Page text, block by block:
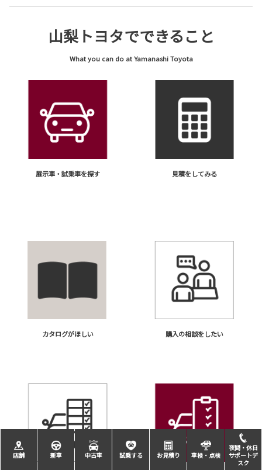
山梨トヨタでできること
What you can do at Yamanashi Toyota
展示車・試乗車を探す 見積をしてみる
カタログがほしい 購入の相談をしたい
店舗 新車 中古車 試乗する お見積り 車検・点検
夜間・休日
サポートデ
スク